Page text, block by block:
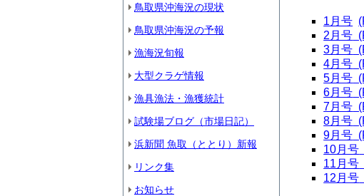
鳥取県沖海況の現状
鳥取県沖海況の予報
漁海況旬報
大型クラゲ情報
漁具漁法・漁獲統計
試験場ブログ（市場日記）
浜新聞 魚取（ととり）新報
リンク集
お知らせ
1月号
2月号
3月号
4月号
5月号
6月号
7月号
8月号
9月号
10月号
11月号
12月号